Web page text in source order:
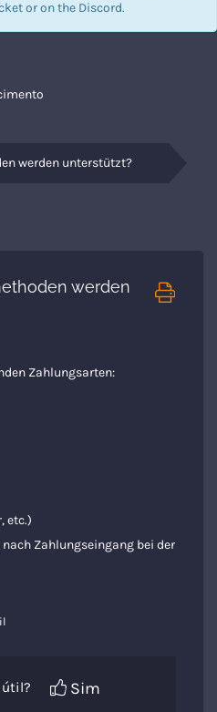
or on the Discord.
werden unterstützt?
werden
Zahlungsarten:
etc.)
Zahlungseingang bei der
útil?
Sim